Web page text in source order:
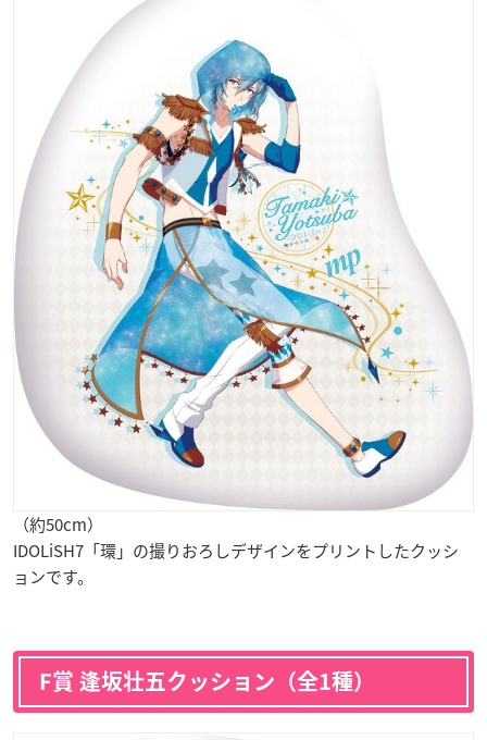
（約50cm）
IDOLiSH7「環」の撮りおろしデザインをプリントしたクッシ
ョンです。
F賞 逢坂壮五クッション（全1種）